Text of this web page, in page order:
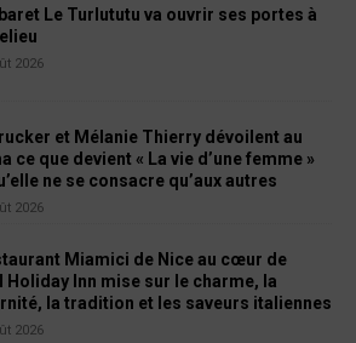
Le Turlututu va ouvrir ses portes à
2026
et Mélanie Thierry dévoilent au
ce que devient « La vie d’une femme »
ne se consacre qu’aux autres
2026
Miamici de Nice au cœur de
Holiday Inn mise sur le charme, la
la tradition et les saveurs italiennes
2026